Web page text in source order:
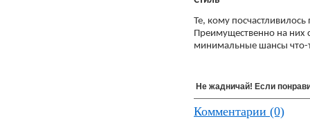
Те, кому
Преимущественно на них
минимальные шансы что-
Не жадничай! Если
Комментарии (0)